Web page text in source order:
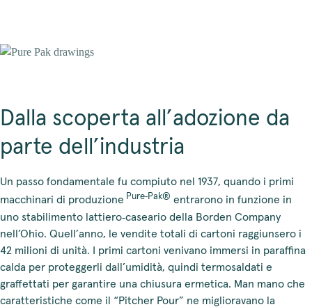
Dalla scoperta all’adozione da
parte dell’industria
Un passo fondamentale fu compiuto nel 1937, quando i primi
macchinari di produzione Pure‑Pak® entrarono in funzione in
uno stabilimento lattiero‑caseario della Borden Company
nell’Ohio. Quell’anno, le vendite totali di cartoni raggiunsero i
42 milioni di unità. I primi cartoni venivano immersi in paraffina
calda per proteggerli dall’umidità, quindi termosaldati e
graffettati per garantire una chiusura ermetica. Man mano che
caratteristiche come il “Pitcher Pour” ne miglioravano la